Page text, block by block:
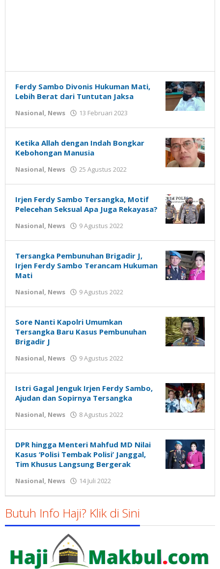
Ferdy Sambo Divonis Hukuman Mati,
Lebih Berat dari Tuntutan Jaksa
Nasional, News 13 Februari 2023
Susanto
Ketika Allah dengan Indah Bongkar
Kebohongan Manusia
Nasional, News 25 Agustus 2022
Susanto
Irjen Ferdy Sambo Tersangka, Motif
Pelecehan Seksual Apa Juga Rekayasa?
Nasional, News 9 Agustus 2022
Susanto
Tersangka Pembunuhan Brigadir J,
Irjen Ferdy Sambo Terancam Hukuman
Mati
Nasional, News 9 Agustus 2022
Susanto
Sore Nanti Kapolri Umumkan
Tersangka Baru Kasus Pembunuhan
Brigadir J
Nasional, News 9 Agustus 2022
Susanto
Istri Gagal Jenguk Irjen Ferdy Sambo,
Ajudan dan Sopirnya Tersangka
Nasional, News 8 Agustus 2022
Susanto
DPR hingga Menteri Mahfud MD Nilai
Kasus ‘Polisi Tembak Polisi’ Janggal,
Tim Khusus Langsung Bergerak
Nasional, News 14 Juli 2022
Susanto
Butuh Info Haji? Klik di Sini